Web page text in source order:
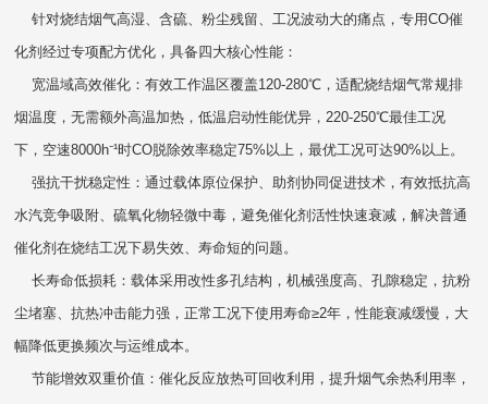
针对烧结烟气高湿、含硫、粉尘残留、工况波动大的痛点，专用CO催
化剂经过专项配方优化，具备四大核心性能：
宽温域高效催化：有效工作温区覆盖120-280℃，适配烧结烟气常规排
烟温度，无需额外高温加热，低温启动性能优异，220-250℃最佳工况
下，空速8000h⁻¹时CO脱除效率稳定75%以上，最优工况可达90%以上。
强抗干扰稳定性：通过载体原位保护、助剂协同促进技术，有效抵抗高
水汽竞争吸附、硫氧化物轻微中毒，避免催化剂活性快速衰减，解决普通
催化剂在烧结工况下易失效、寿命短的问题。
长寿命低损耗：载体采用改性多孔结构，机械强度高、孔隙稳定，抗粉
尘堵塞、抗热冲击能力强，正常工况下使用寿命≥2年，性能衰减缓慢，大
幅降低更换频次与运维成本。
节能增效双重价值：催化反应放热可回收利用，提升烟气余热利用率，